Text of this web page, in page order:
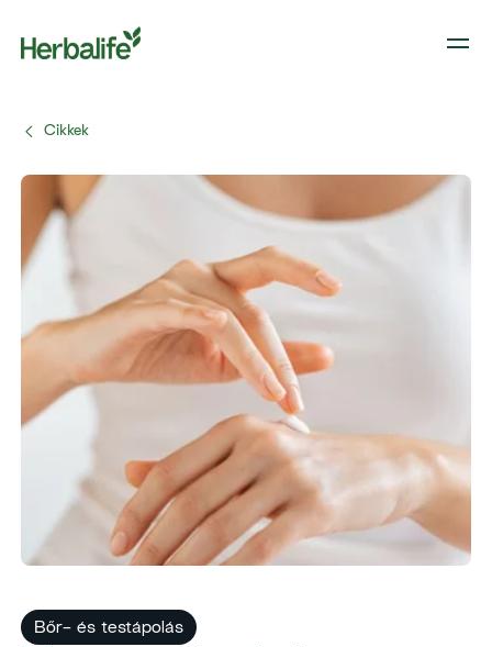
Cikkek
Bőr- és testápolás